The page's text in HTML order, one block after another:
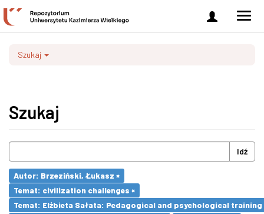
Zaloguj
się
Szukaj
Szukaj
Idź
Autor: Brzeziński, Łukasz ×
Temat: civilization challenges ×
Temat: Elżbieta Sałata: Pedagogical and psychological